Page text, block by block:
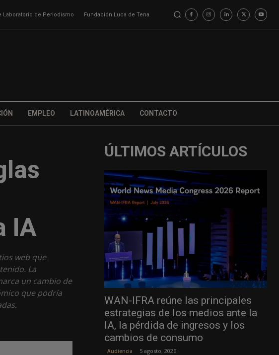
Laboratorio de Periodismo Fundación Luca de Tena
EMPLEO LATINOAMÉRICA CONTACTO
IA
web que
La
un cambio de
que podría
ÚLTIMOS ARTÍCULOS
WAN-IFRA reúne las principales
estrategias de los medios ante la
IA, la pérdida de ingresos y los
cambios de consumo
Audiencia 5 agosto, 2026